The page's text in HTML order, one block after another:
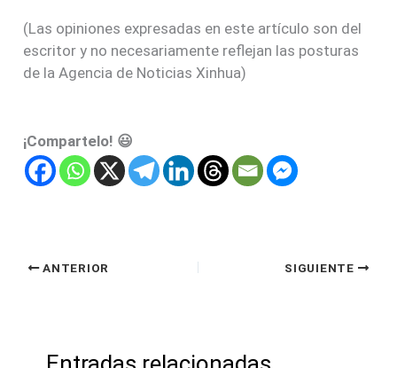
(Las opiniones expresadas en este artículo son del
escritor y no necesariamente reflejan las posturas
de la Agencia de Noticias Xinhua)
¡Compartelo! 😃
ANTERIOR SIGUIENTE